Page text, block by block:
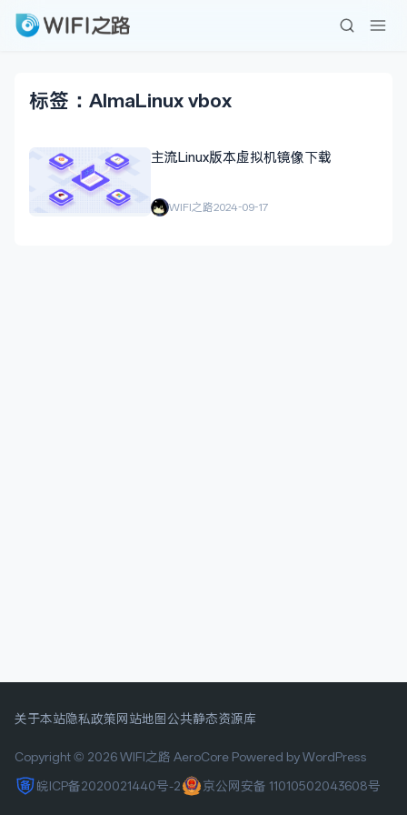
标签：AlmaLinux vbox
主流Linux版本虚拟机镜像下载
WIFI之路2024-09-17
关于本站隐私政策网站地图 公共静态资源库
Copyright © 2026 WIFI之路 AeroCore Powered by WordPress
皖ICP备2020021440号-2
京公网安备 11010502043608号